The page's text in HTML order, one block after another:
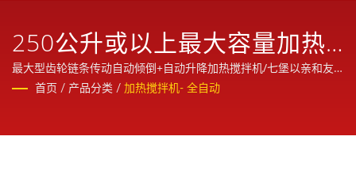
250公升或以上最大容量加热
搅拌机
最大型齿轮链条传动自动倾倒+自动升降加热搅拌机/七堡以亲和友
善、专业知识、资深经验来提供全世界高品质与高稳定性的加热搅
首页 / 产品分类 / 加热搅拌机- 全自动